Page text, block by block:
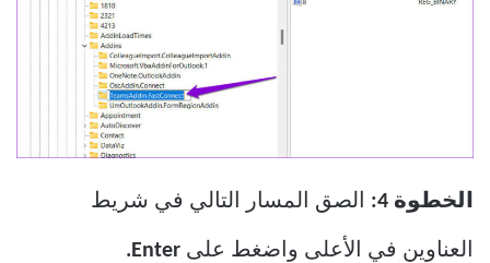
الخطوة 4: الصق المسار التالي في شريط
العناوين في الأعلى واضغط على Enter.